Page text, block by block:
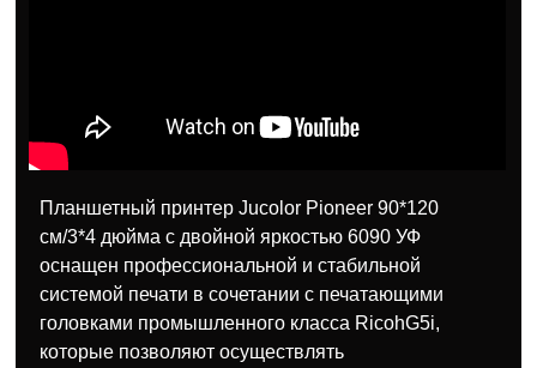
Планшетный принтер Jucolor Pioneer 90*120
см/3*4 дюйма с двойной яркостью 6090 УФ
оснащен профессиональной и стабильной
системой печати в сочетании с печатающими
головками промышленного класса RicohG5i,
которые позволяют осуществлять